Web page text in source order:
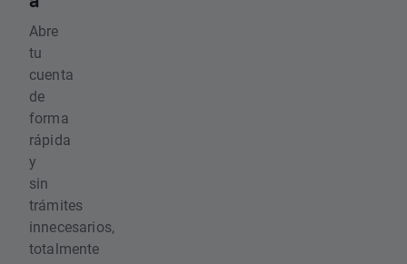
Abre
tu
cuenta
de
forma
rápida
y
sin
trámites
innecesarios,
totalmente